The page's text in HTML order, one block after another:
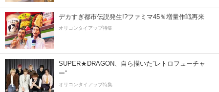
デカすぎ都市伝説発生!?ファミマ45％増量作戦再来
オリコンタイアップ特集
SUPER★DRAGON、自ら描いた”レトロフューチャ
ー”
オリコンタイアップ特集